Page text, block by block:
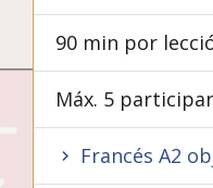
90 min por
Máx. 5
Francés A2